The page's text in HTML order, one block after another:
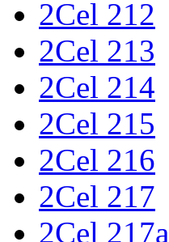
2Cel 212
2Cel 213
2Cel 214
2Cel 215
2Cel 216
2Cel 217
2Cel 217a